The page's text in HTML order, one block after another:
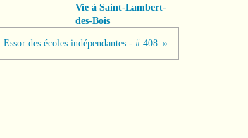
Vie à Saint-Lambert-
des-Bois
Essor des écoles indépendantes - # 408